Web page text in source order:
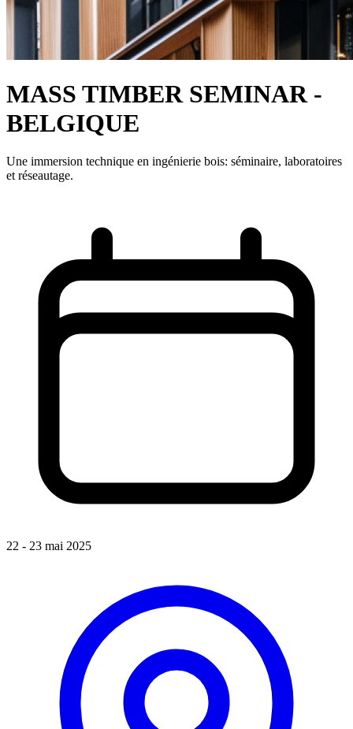
MASS TIMBER SEMINAR -
BELGIQUE
Une immersion technique en ingénierie bois: séminaire, laboratoires
et réseautage.
22 - 23 mai 2025